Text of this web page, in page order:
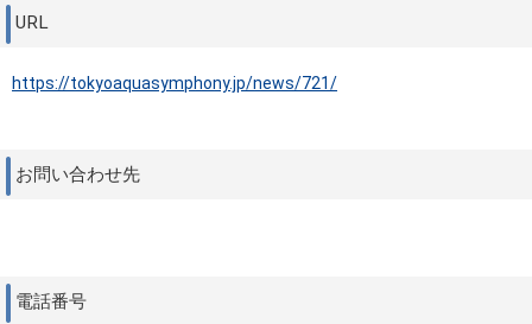
URL
https://tokyoaquasymphony.jp/news/721/
お問い合わせ先
電話番号